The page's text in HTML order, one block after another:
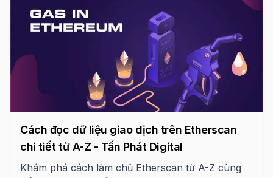
Cách đọc dữ liệu giao dịch trên Etherscan
chi tiết từ A-Z - Tấn Phát Digital
Khám phá cách làm chủ Etherscan từ A-Z cùng